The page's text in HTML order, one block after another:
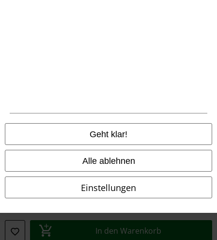
Geht klar!
Alle ablehnen
Einstellungen
In den Warenkorb
Alle Preise inkl. gesetzlicher Mehrwertsteuer, zzgl.Versandkosten
© 1986-2026 E.M.P. Merchandising HGmbH
EMP Online Shops
EMP France